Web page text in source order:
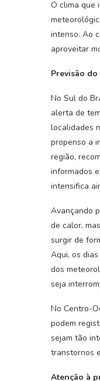
O clima que
intenso. Ao
aproveitar
Previsão
No Sul do
alerta de
localidades
propenso a
região,
informados
intensifica
Avançando
de calor,
surgir de
Aqui, os
dos
seja
No Centro-
podem
sejam tão
transtornos
Atenção à